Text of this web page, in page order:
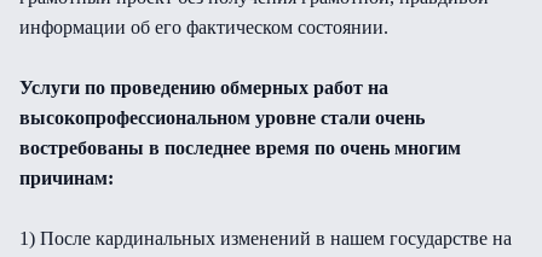
информации об его фактическом состоянии.
Услуги по проведению обмерных работ на
высокопрофессиональном уровне стали очень
востребованы в последнее время по очень многим
причинам:
1) После кардинальных изменений в нашем государстве на